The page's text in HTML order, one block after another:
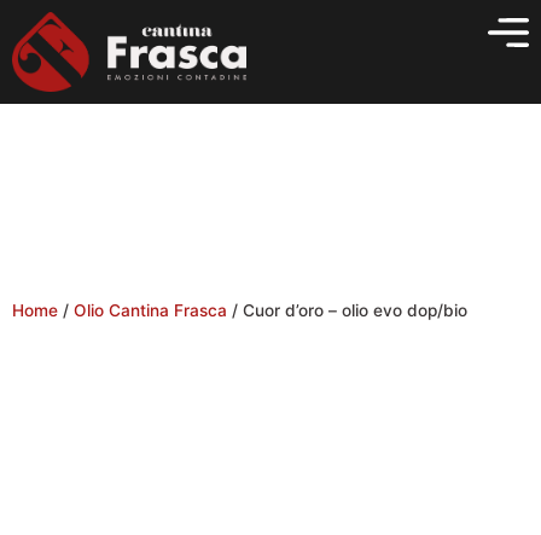
contenuto
Home / Olio Cantina Frasca / Cuor d’oro – olio evo dop/bio